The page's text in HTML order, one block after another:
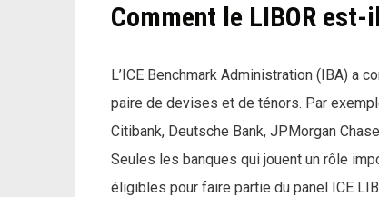
Comment le LIBOR
L’ICE Benchmark Administration (IBA) a
paire de devises et de ténors. Par
Citibank, Deutsche Bank, JPMorgan
Seules les banques qui jouent un rôle
éligibles pour faire partie du panel ICE